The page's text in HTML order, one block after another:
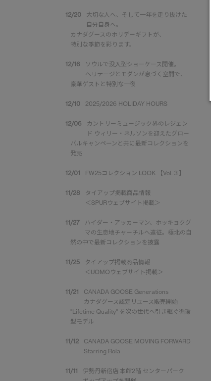
12/20
大切な人へ、そして一年を走り抜けた
自分自身へ。
カナダグースのホリデーギフトが、
特別な季節を彩ります。
12/16
ソウルで没入型ショーケース開催。
ヘリテージとモダンが息づく空間で、
豪華ゲストと特別な一夜
12/10 2025/2026 HOLIDAY HOURS
12/06
カントリーミュージック界のレジェン
ド ウィリー・ネルソンを迎えたグロー
バルキャンペーンと共に最新コレクションを
発売
12/01 FW25コレクション LOOK 【Vol.３】
11/28
タイアップ掲載商品情報
＜SPURウェブサイト掲載＞
11/27
ハイダー・アッカーマン、ホッキョクグ
マの生息地チャーチルへ遠征。極北の自
然の中で最新コレクションを披露
11/25
タイアップ掲載商品情報
＜UOMOウェブサイト掲載＞
11/21
CANADA GOOSE Generations
カナダグース認定リユース販売開始
"Lifetime Quality" を次の世代へ引き継ぐ循環
型モデル
11/12
CANADA GOOSE MOVING FORWARD
Starring Rola
11/11
伊勢丹新宿店 本館2階 センターパーク